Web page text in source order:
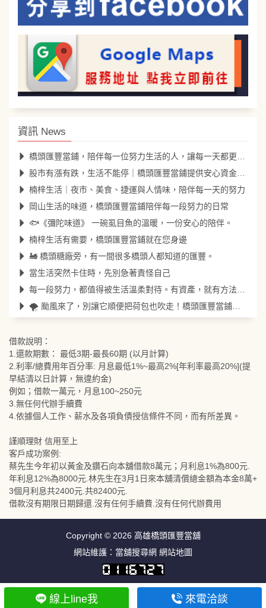
資訊 News
橋頭匯豐當鋪，陪伴每一位努力生活的人，讓每一天都更安心。
股市有漲有跌，生活不能停｜橋頭匯豐當鋪提供安心資金調度服務
楠梓生活｜夜市、美食、捷運與人情味，陪伴每一天的努力
岡山生活的味道，橋頭匯豐當鋪陪伴每一段努力的日常
🐟《彌陀味道》 一碗虱目魚的溫暖，一份安心的陪伴。
楠梓生活有需要，橋頭匯豐當鋪就在您身邊
🚂 橋頭糖廠旁，有一間很多橋頭人都知道的匯豐。
當生活突然卡住時，先別急著責怪自己
每一段努力，都值得被生活溫柔對待。有資產，就有方法；有需要，就來找匯豐。
🌪️ 颱風來了，別讓它順便把荷包也吹走！橋頭匯豐當鋪陪您安心度過風雨
借款說明：
1.還款期數： 最低3期-最長60期 (以月計算)
2.利率/總費用年百分率: 月息最低1%~最高2%[年利率最高20%](提
早結清以日計算，無違約金)
例如；借款一萬元，月息100~250元
3.無任何代辦手續費
4.依據個人工作、薪水及各項負債授信條件不同，而有所差異。
謹順理財 信用至上
客戶成功案例:
蔡先生今年初以黃金及鑽石向本舖借款8萬元；月利息1%為800元.
年利息12%為8000元.林先生在3月1日來本舖清償總金額為本金8萬+
3個月利息共2400元.共82400元.
借款沒有期限日期歸還.沒有任何手續費.沒有任何代辦費用
Copyright © 2026 高雄橋頭匯豐當舖
網站維護： 當舖搜尋網 網站地圖
線上line我 來電洽談